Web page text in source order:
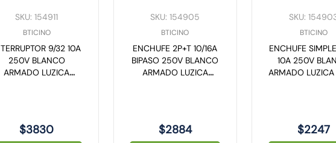
SKU:154911
BTICINO
9/32 10A
250V BLANCO
ARMADO LUZICA
$3830
SKU:154905
BTICINO
ENCHUFE 2P+T 10/16A
BIPASO 250V BLANCO
ARMADO LUZICA
$2884
SKU:
BTICINO
ENCHUFE
10A 250V
ARMADO LUZICA
$2247